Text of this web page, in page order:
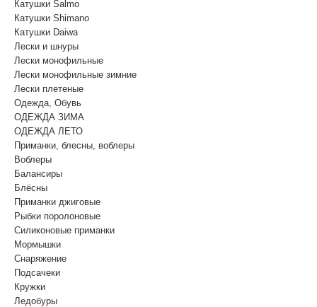
Катушки Salmo
Катушки Shimano
Катушки Daiwa
Лески и шнуры
Лески монофильные
Лески монофильные зимние
Лески плетеные
Одежда, Обувь
ОДЕЖДА ЗИМА
ОДЕЖДА ЛЕТО
Приманки, блесны, воблеры
Воблеры
Балансиры
Блёсны
Приманки джиговые
Рыбки поролоновые
Силиконовые приманки
Мормышки
Снаряжение
Подсачеки
Кружки
Ледобуры